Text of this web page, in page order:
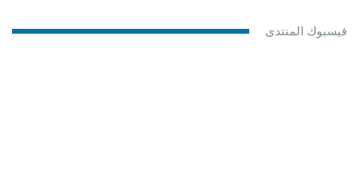
فيسبوك المنتدى